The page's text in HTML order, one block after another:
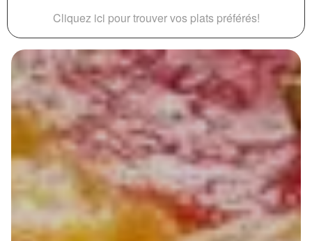
Cliquez ici pour trouver vos plats préférés!